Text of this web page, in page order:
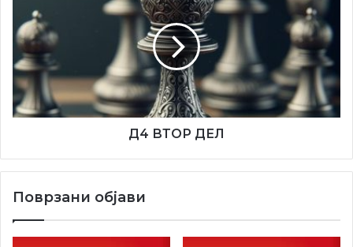
ДЕЛ
Д4 ВТОР ДЕЛ
Поврзани објави